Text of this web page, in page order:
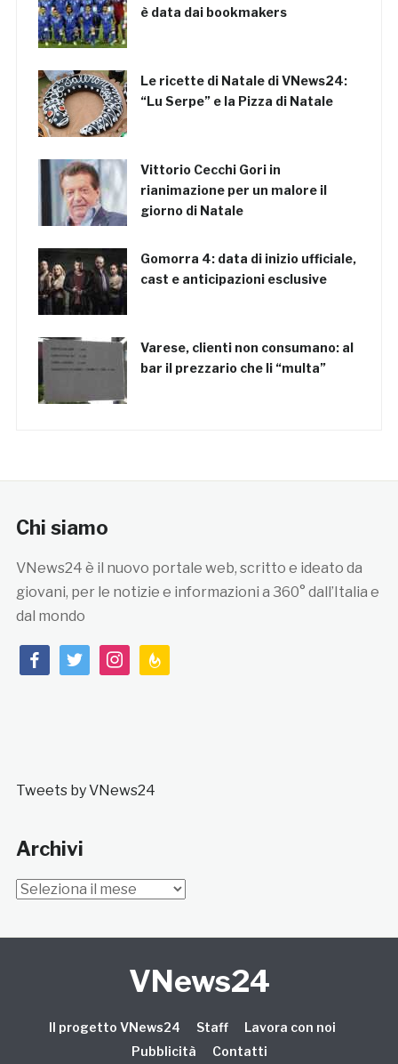
è data dai bookmakers
Le ricette di Natale di VNews24:
“Lu Serpe” e la Pizza di Natale
Vittorio Cecchi Gori in
rianimazione per un malore il
giorno di Natale
Gomorra 4: data di inizio ufficiale,
cast e anticipazioni esclusive
Varese, clienti non consumano: al
bar il prezzario che li “multa”
Chi siamo
VNews24 è il nuovo portale web, scritto e ideato da
giovani, per le notizie e informazioni a 360° dall’Italia e
dal mondo
facebooktwitterinstagramfeedburner
Tweets by VNews24
Archivi
Archivi
VNews24
Il progetto VNews24 Staff
Lavora con noi
Pubblicità
Contatti